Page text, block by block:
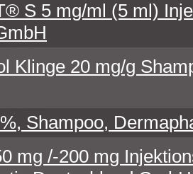
S 5 mg/ml (5 ml)
Klinge 20 mg/g
Shampoo,
mg /-200 mg